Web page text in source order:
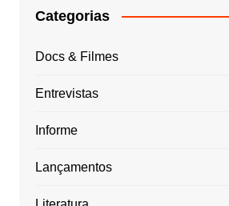
Categorias
Docs & Filmes
Entrevistas
Informe
Lançamentos